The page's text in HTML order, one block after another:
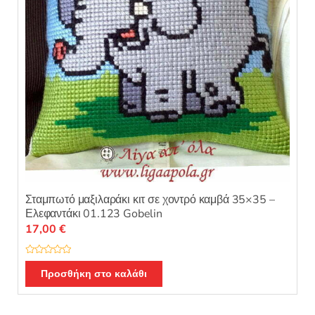
Σταμπωτό μαξιλαράκι κιτ σε χοντρό καμβά 35×35 –
Ελεφαντάκι 01.123 Gobelin
Β
μ
ο
17,00 €
Προσθήκη στο καλάθι